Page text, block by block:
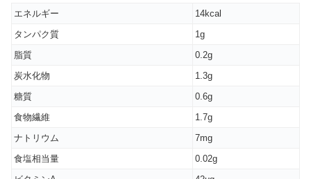
エネルギー
14kcal
タンパク質
1g
脂質
0.2g
炭水化物
1.3g
糖質
0.6g
食物繊維
1.7g
ナトリウム
7mg
食塩相当量
0.02g